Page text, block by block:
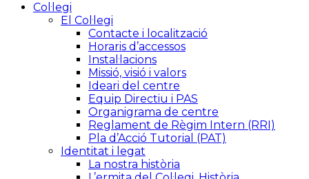
Col·legi
El Col·legi
Contacte i localització
Horaris d’accessos
Instal·lacions
Missió, visió i valors
Ideari del centre
Equip Directiu i PAS
Organigrama de centre
Reglament de Règim Intern (RRI)
Pla d’Acció Tutorial (PAT)
Identitat i legat
La nostra història